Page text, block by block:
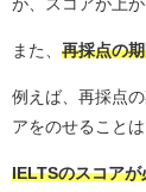
また、 再採点の
例えば、再採点
アをのせることは
IELTSのスコア